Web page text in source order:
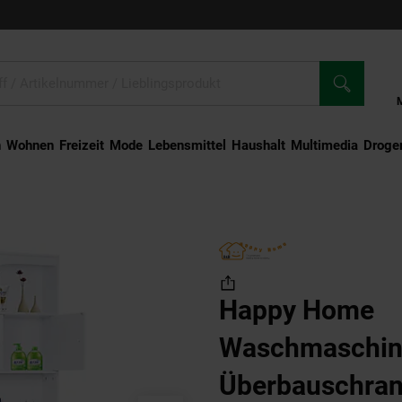
Wohnen Freizeit Mode Lebensmittel Haushalt Multimedia
Happy Home